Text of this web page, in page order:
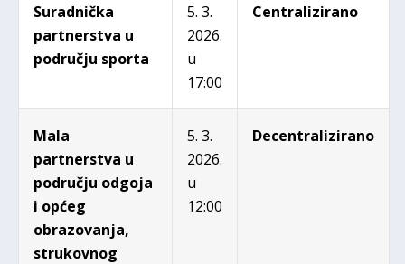
Suradnička
partnerstva u
području sporta
5. 3.
2026.
u
17:00
Centralizirano
Mala
partnerstva u
području odgoja
i općeg
obrazovanja,
strukovnog
5. 3.
2026.
u
12:00
Decentralizirano